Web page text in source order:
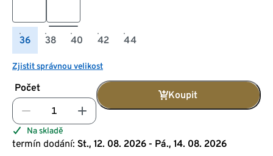
36 38 40 42 44
Zjistit správnou velikost
Počet
Koupit
Na skladě
termín dodání: St., 12. 08. 2026 - Pá., 14. 08. 2026